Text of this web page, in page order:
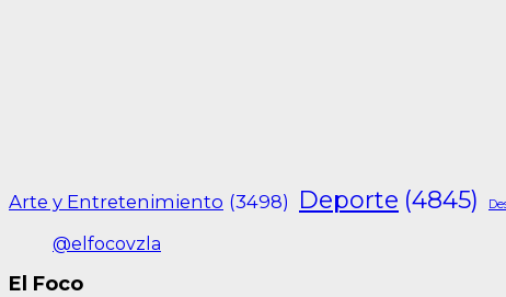
Arte y Entretenimiento (3498) Deporte (4845)
@elfocovzla
El Foco